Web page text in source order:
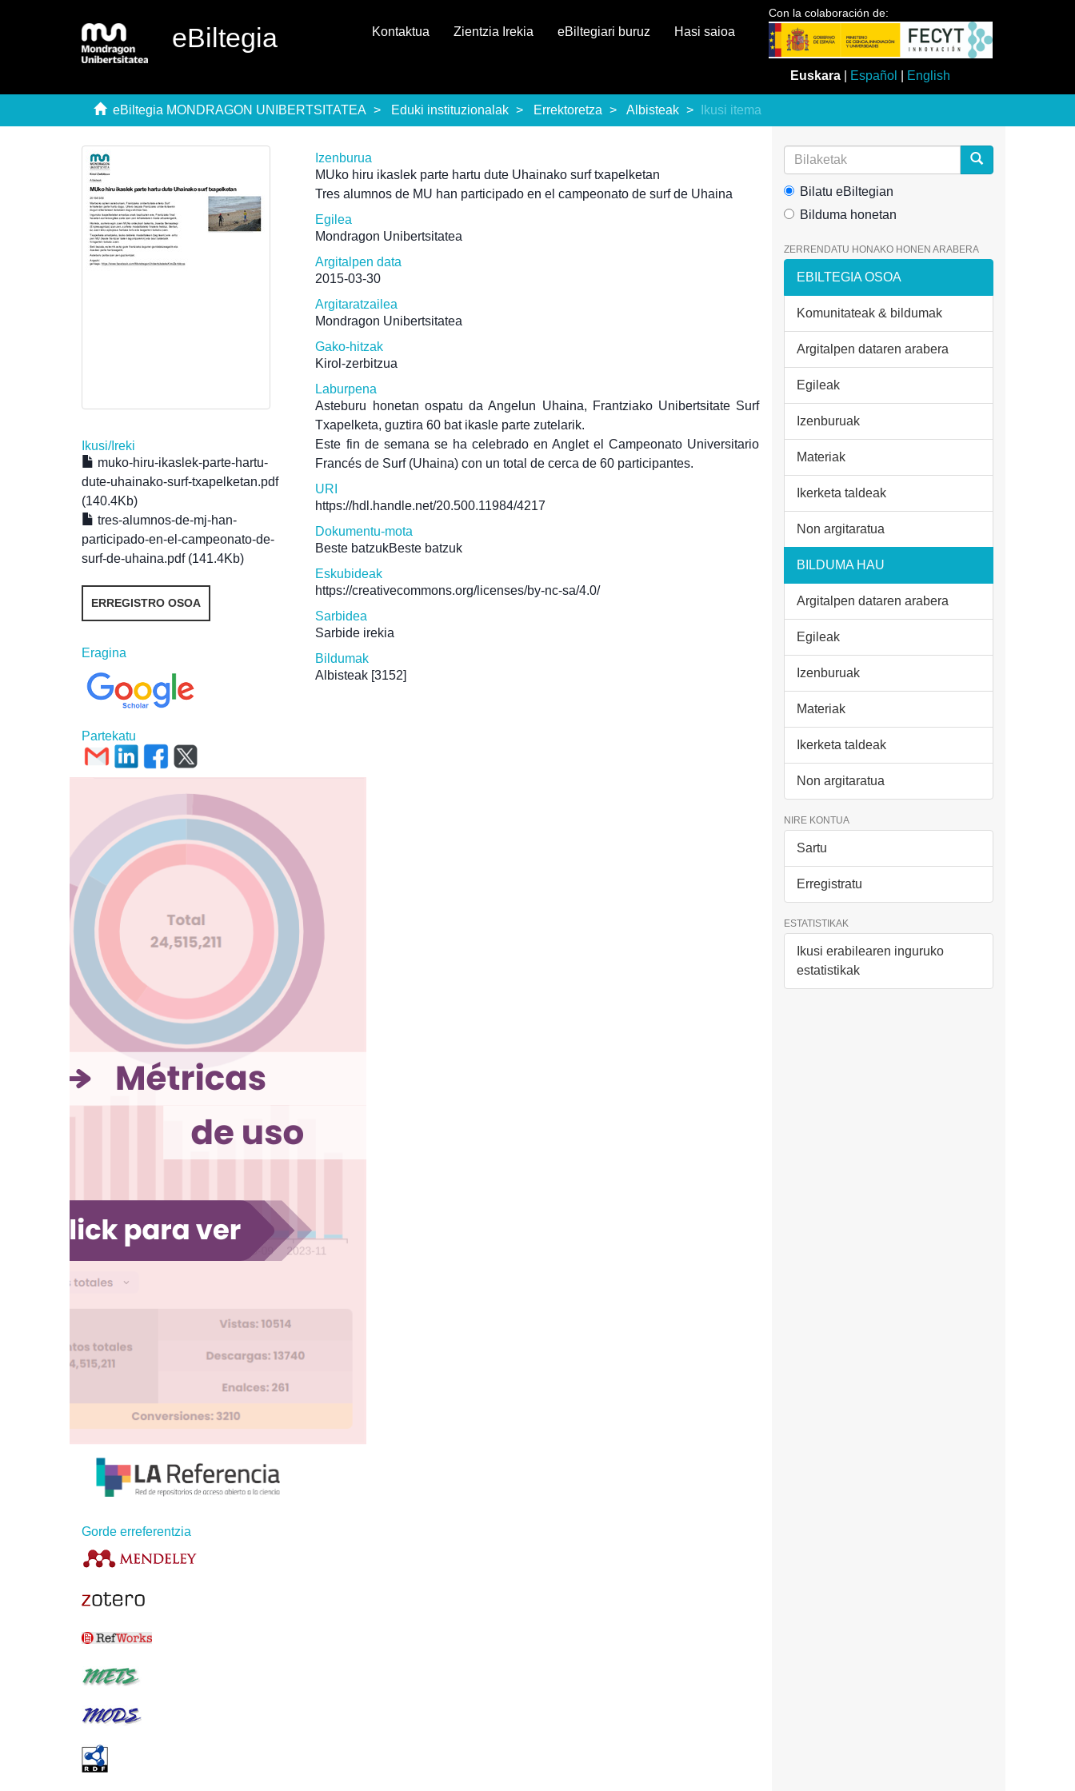
eBiltegia
Con la colaboración de:
Euskara Español English
Kontaktua Zientzia Irekia eBiltegiari buruz Hasi saioa
eBiltegia MONDRAGON UNIBERTSITATEA Eduki instituzionalak Errektoretza Albisteak Ikusi itema
Ikusi/Ireki
muko-hiru-ikaslek-parte-hartu-
dute-uhainako-surf-txapelketan.pdf
(140.4Kb)
tres-alumnos-de-mj-han-
participado-en-el-campeonato-de-
surf-de-uhaina.pdf (141.4Kb)
ERREGISTRO OSOA
Eragina
Partekatu
Gorde erreferentzia
Izenburua
MUko hiru ikaslek parte hartu dute Uhainako surf txapelketan
Tres alumnos de MU han participado en el campeonato de surf de Uhaina
Egilea
Mondragon Unibertsitatea
Argitalpen data
2015-03-30
Argitaratzailea
Mondragon Unibertsitatea
Gako-hitzak
Kirol-zerbitzua
Laburpena
Asteburu honetan ospatu da Angelun Uhaina, Frantziako Unibertsitate Surf
Txapelketa, guztira 60 bat ikasle parte zutelarik.
Este fin de semana se ha celebrado en Anglet el Campeonato Universitario
Francés de Surf (Uhaina) con un total de cerca de 60 participantes.
URI
https://hdl.handle.net/20.500.11984/4217
Dokumentu-mota
Beste batzukBeste batzuk
Eskubideak
https://creativecommons.org/licenses/by-nc-sa/4.0/
Sarbidea
Sarbide irekia
Bildumak
Albisteak [3152]
Bilatu eBiltegian
Bilduma honetan
ZERRENDATU HONAKO HONEN ARABERA
EBILTEGIA OSOA
Komunitateak & bildumak
Argitalpen dataren arabera
Egileak
Izenburuak
Materiak
Ikerketa taldeak
Non argitaratua
BILDUMA HAU
Argitalpen dataren arabera
Egileak
Izenburuak
Materiak
Ikerketa taldeak
Non argitaratua
NIRE KONTUA
Sartu
Erregistratu
ESTATISTIKAK
Ikusi erabilearen inguruko
estatistikak